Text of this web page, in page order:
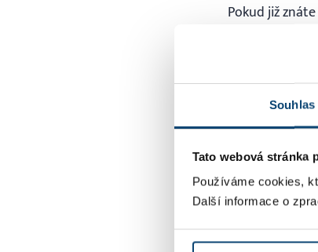
Souhlas
Tato webová stránka
Používáme cookies,
Další informace o
Pokud již
Musíte si
Dobře si
Pokud
lyžařská
ne.Váš názor
Nenápadná